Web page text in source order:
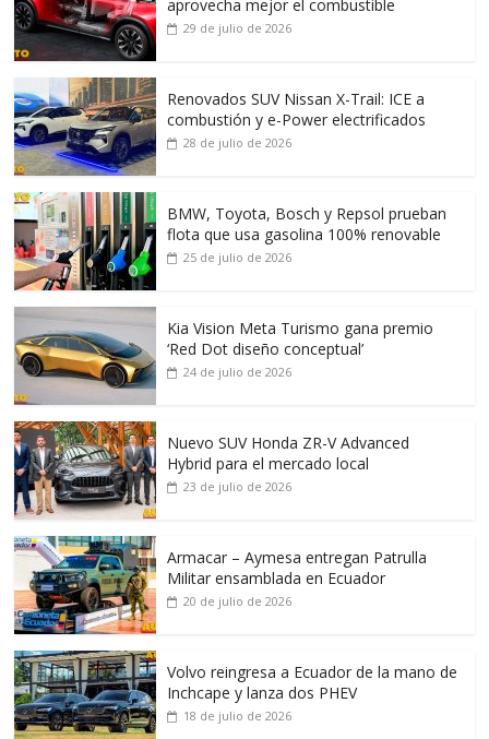
aprovecha mejor el combustible
29 de julio de 2026
Renovados SUV Nissan X-Trail: ICE a
combustión y e-Power electrificados
28 de julio de 2026
BMW, Toyota, Bosch y Repsol prueban
flota que usa gasolina 100% renovable
25 de julio de 2026
Kia Vision Meta Turismo gana premio
‘Red Dot diseño conceptual’
24 de julio de 2026
Nuevo SUV Honda ZR-V Advanced
Hybrid para el mercado local
23 de julio de 2026
Armacar – Aymesa entregan Patrulla
Militar ensamblada en Ecuador
20 de julio de 2026
Volvo reingresa a Ecuador de la mano de
Inchcape y lanza dos PHEV
18 de julio de 2026